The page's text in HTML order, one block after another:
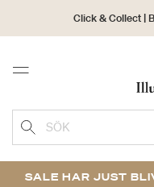
Click & Collect |
Menu
SÖK
SALE HAR JUST